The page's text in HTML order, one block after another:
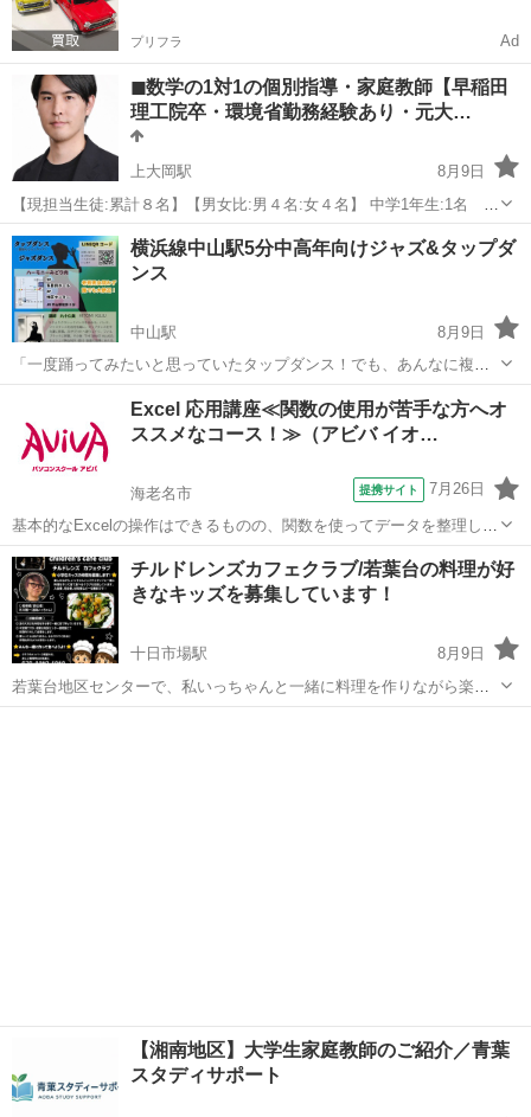
プリフラ Ad
◼︎数学の1対1の個別指導・家庭教師【早稲田
理工院卒・環境省勤務経験あり・元大…
上大岡駅
8月9日
【現担当生徒:累計８名】【男女比:男４名:女４名】 中学1年生:1名 中
学2年生:１名 高校2年生:3名 高校3年生:３名 【継続率:91.6% ※卒業
以外での継続率】 2026年8月8日現在 単発の授業も可能でございま
す...
神奈川 横浜市 上大岡駅 家庭教師 理系
横浜線中山駅5分中高年向けジャズ&タップダ
ンス
中山駅
8月9日
「一度踊ってみたいと思っていたタップダンス！でも、あんなに複雑
な足の動きはムリムリ」 そう思っていらっしゃいませんか？ そんな事
は全くありません！ 私がオススメするタップダンスは、初心者や中高
年、それぞれの年代やレベ...
中山駅 ダンス タップダンス
Excel 応用講座≪関数の使用が苦手な方へオ
ススメなコース！≫（アビバ イオ…
海老名市 提携サイト 7月26日
基本的なExcelの操作はできるものの、関数を使ってデータを整理した
り、見栄えや使いやすさなどの編集方法を学びたい方にオススメの講
座です。 ■学習内容■ 応用的な関数（論理関数、情報関数、財務関
数、文字列操作関数、日付/...
神奈川 海老名市 エクセル
チルドレンズカフェクラブ/若葉台の料理が好
きなキッズを募集しています！
十日市場駅
8月9日
若葉台地区センターで、私いっちゃんと一緒に料理を作りながら楽し
い時間を過ごすクラブです。 出来た料理を皆で食べるひとときを楽し
【湘南地区】大学生家庭教師のご紹介／青葉
スタディサポート